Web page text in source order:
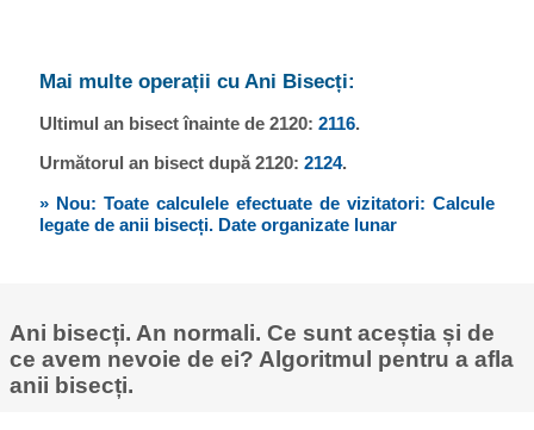
Mai multe operații cu Ani Bisecți:
Ultimul an bisect înainte de 2120: 2116.
Următorul an bisect după 2120: 2124.
» Nou: Toate calculele efectuate de vizitatori: Calcule
legate de anii bisecți. Date organizate lunar
Ani bisecți. An normali. Ce sunt aceștia și de
ce avem nevoie de ei? Algoritmul pentru a afla
anii bisecți.